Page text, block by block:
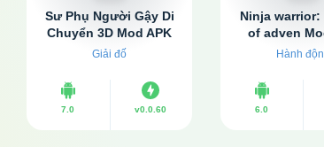
Sư Phụ Người Gậy Di
Chuyển 3D Mod APK
v0.0.60 (Hack tốc độ,
Giải đố
7.0 v0.0.60
Ninja warrior:
of adven
v1.93.1 (Vô
Hành
6.0